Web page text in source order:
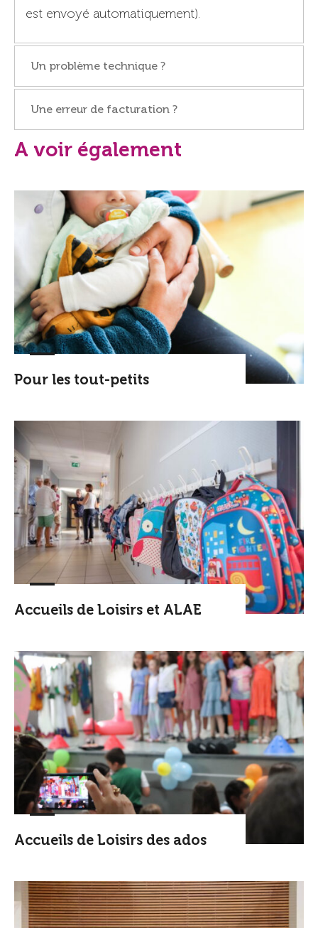
est envoyé automatiquement).
Un problème technique ?
Une erreur de facturation ?
A voir également
Pour les tout-petits
Accueils de Loisirs et ALAE
Accueils de Loisirs des ados